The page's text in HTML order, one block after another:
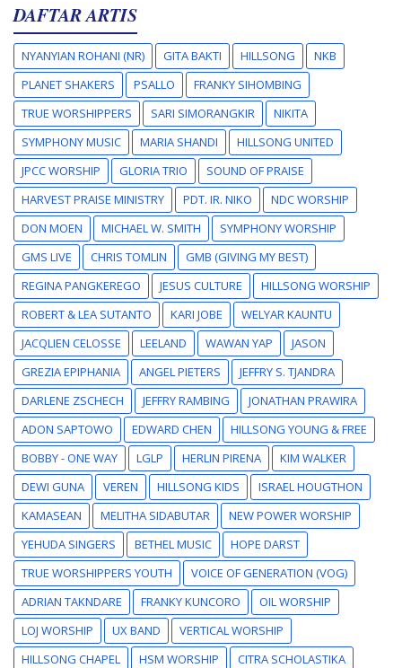
DAFTAR ARTIS
NYANYIAN ROHANI (NR) GITA BAKTI HILLSONG
NKB
PLANET SHAKERS
PSALLO
FRANKY SIHOMBING
TRUE WORSHIPPERS
SARI SIMORANGKIR
NIKITA
SYMPHONY MUSIC
MARIA SHANDI
HILLSONG UNITED
JPCC WORSHIP
GLORIA TRIO
SOUND OF PRAISE
HARVEST PRAISE MINISTRY
PDT. IR. NIKO
NDC WORSHIP
DON MOEN
MICHAEL W. SMITH
SYMPHONY WORSHIP
GMS LIVE
CHRIS TOMLIN
GMB (GIVING MY BEST)
REGINA PANGKEREGO
JESUS CULTURE
HILLSONG WORSHIP
ROBERT & LEA SUTANTO
KARI JOBE
WELYAR KAUNTU
JACQLIEN CELOSSE
LEELAND WAWAN YAP
JASON
GREZIA EPIPHANIA
ANGEL PIETERS
JEFFRY S. TJANDRA
DARLENE ZSCHECH
JEFFRY RAMBING
JONATHAN PRAWIRA
ADON SAPTOWO
EDWARD CHEN
HILLSONG YOUNG & FREE
BOBBY - ONE WAY
LGLP HERLIN PIRENA
KIM WALKER
DEWI GUNA
VEREN HILLSONG KIDS
ISRAEL HOUGTHON
KAMASEAN
MELITHA SIDABUTAR
NEW POWER WORSHIP
YEHUDA SINGERS
BETHEL MUSIC
HOPE DARST
TRUE WORSHIPPERS YOUTH
VOICE OF GENERATION (VOG)
ADRIAN TAKNDARE
FRANKY KUNCORO
OIL WORSHIP
LOJ WORSHIP
UX BAND
VERTICAL WORSHIP
HILLSONG CHAPEL
HSM WORSHIP
CITRA SCHOLASTIKA